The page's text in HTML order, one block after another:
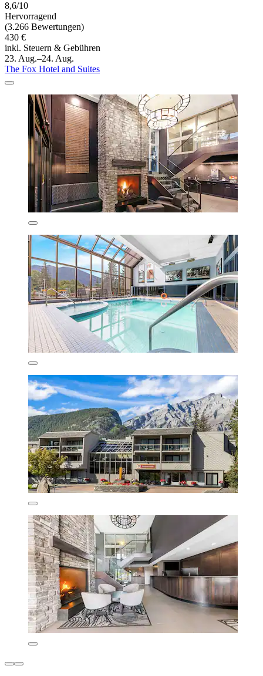
8,6/10
Hervorragend
(3.266 Bewertungen)
430 €
inkl. Steuern & Gebühren
23. Aug.–24. Aug.
The Fox Hotel and Suites